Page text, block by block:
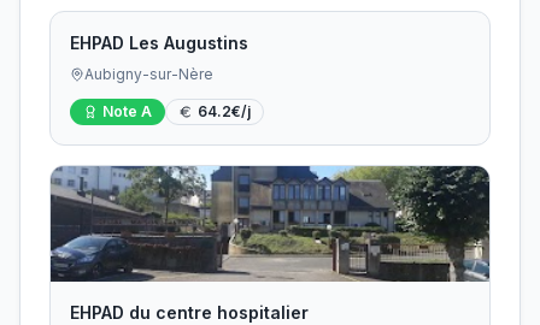
EHPAD Les Augustins
Aubigny-sur-Nère
Note A 64.2€/j
EHPAD du centre hospitalier